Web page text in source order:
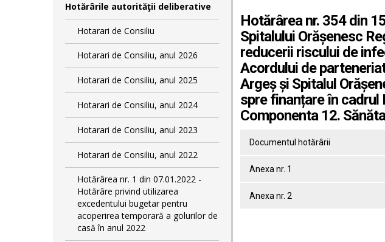
Hotărârile autorităţii deliberative
Hotarari de Consiliu
Hotarari de Consiliu, anul 2026
Hotarari de Consiliu, anul 2025
Hotarari de Consiliu, anul 2024
Hotarari de Consiliu, anul 2023
Hotarari de Consiliu, anul 2022
Hotărârea nr. 1 din 07.01.2022 -
Hotărâre privind utilizarea
excedentului bugetar pentru
acoperirea temporară a golurilor de
casă în anul 2022
Hotărârea nr. 354 din
Spitalului Orășenesc
reducerii riscului de
Acordului de
Argeș și Spitalul
spre finanțare în cadrul
Componenta 12.
Documentul hotărârii
Anexa nr. 1
Anexa nr. 2